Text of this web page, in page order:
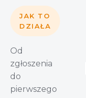
JAK TO
DZIAŁA
Od
zgłoszenia
do
pierwszego